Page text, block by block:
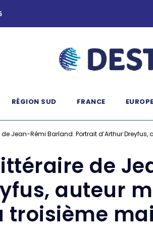
RÉGION SUD FRANCE EUROPE
Jean-Rémi Barland. Portrait d’Arthur
de
auteur
troisième